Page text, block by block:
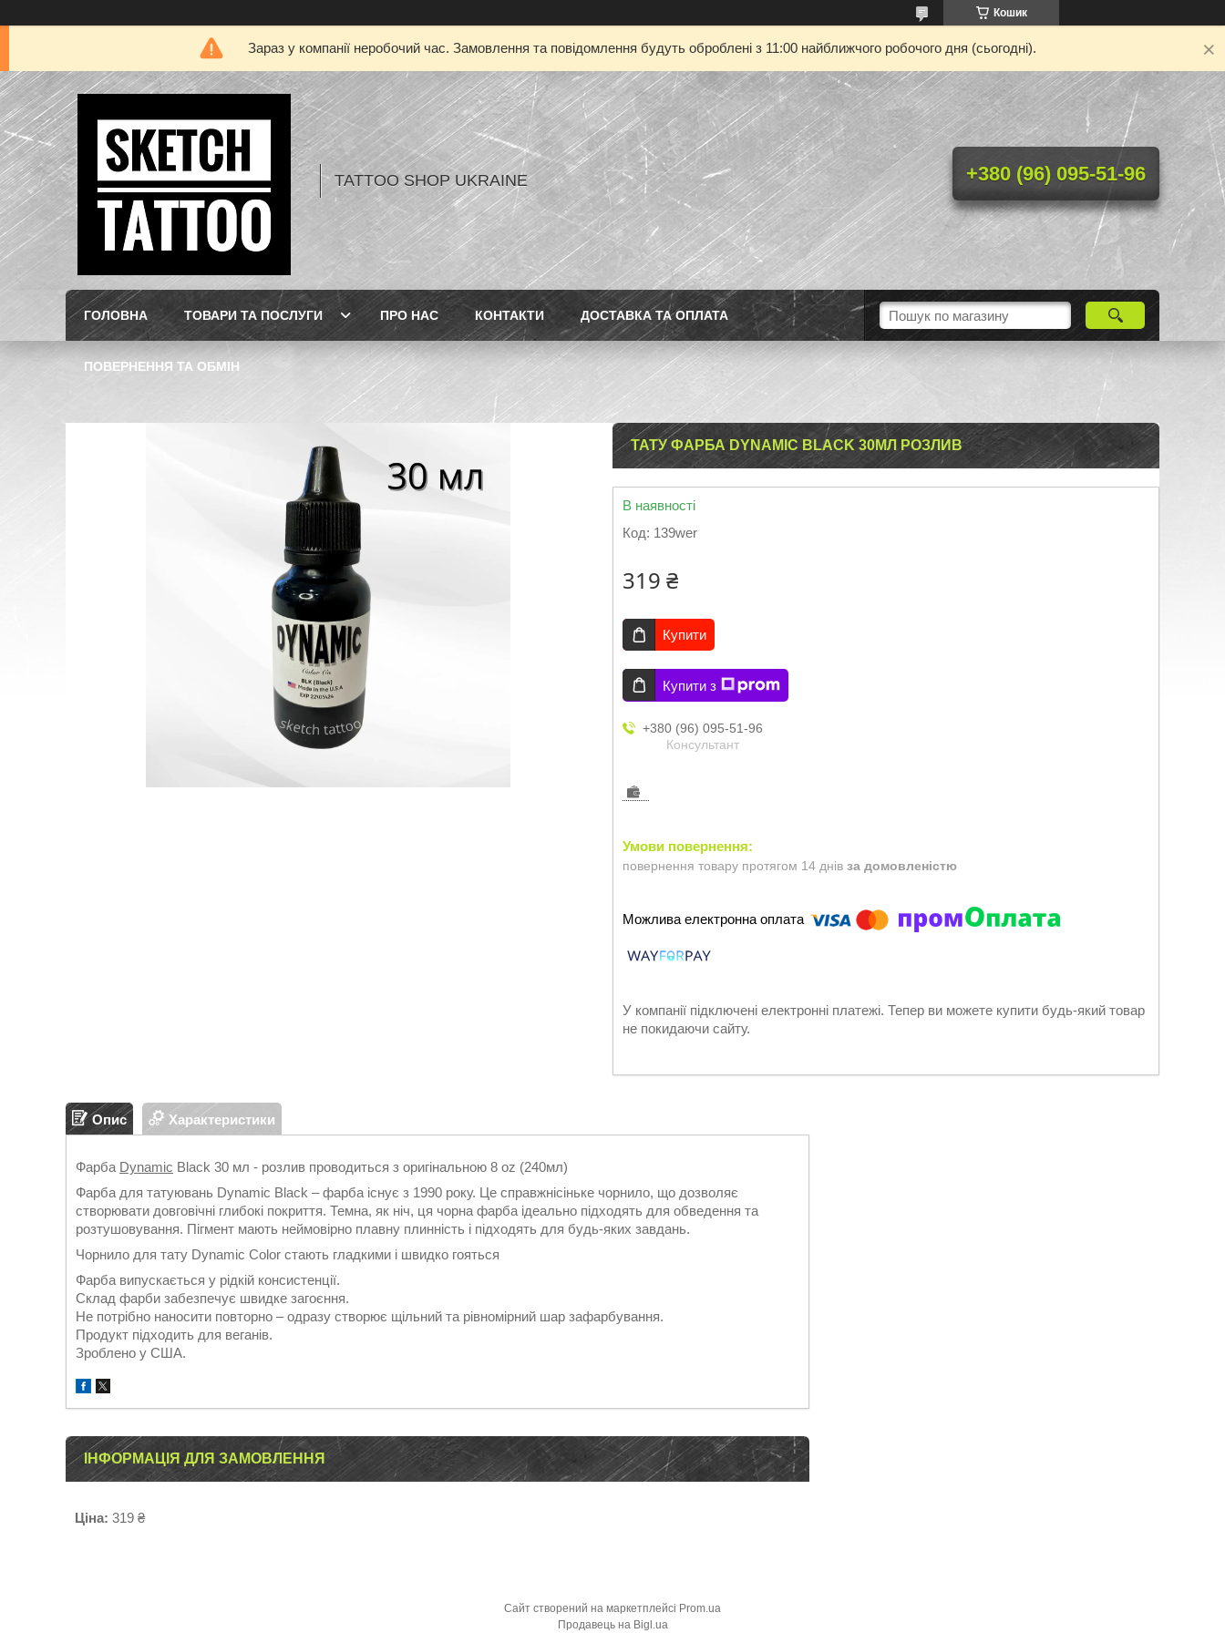
Кошик
Зараз у компанії неробочий час. Замовлення та повідомлення будуть оброблені з 11:00 найближчого робочого дня (сьогодні).
TATTOO SHOP UKRAINE +380 (96) 095-51-96
ГОЛОВНА ТОВАРИ ТА ПОСЛУГИ ПРО НАС КОНТАКТИ ДОСТАВКА ТА ОПЛАТА
ПОВЕРНЕННЯ ТА ОБМІН
ТАТУ ФАРБА DYNAMIC BLACK 30МЛ РОЗЛИВ
В наявності
Код: 139wer
319 ₴
Купити
Купити з
+380 (96) 095-51-96
Консультант
повернення товару протягом 14 днів за домовленістю
У компанії підключені електронні платежі. Тепер ви можете купити будь-який товар
не покидаючи сайту.
Опис Характеристики
Фарба Dynamic Black 30 мл - розлив проводиться з оригінальною 8 oz (240мл)
Фарба для татуювань Dynamic Black – фарба існує з 1990 року. Це справжнісіньке чорнило, що дозволяє
створювати довговічні глибокі покриття. Темна, як ніч, ця чорна фарба ідеально підходять для обведення та
розтушовування. Пігмент мають неймовірно плавну плинність і підходять для будь-яких завдань.
Чорнило для тату Dynamic Color стають гладкими і швидко гояться
Фарба випускається у рідкій консистенції.
Склад фарби забезпечує швидке загоєння.
Не потрібно наносити повторно – одразу створює щільний та рівномірний шар зафарбування.
Продукт підходить для веганів.
Зроблено у США.
ІНФОРМАЦІЯ ДЛЯ ЗАМОВЛЕННЯ
Ціна: 319 ₴
Сайт створений на маркетплейсі Prom.ua
Продавець на Bigl.ua